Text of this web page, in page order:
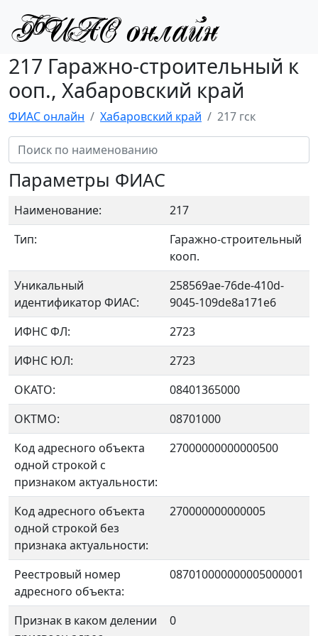
217 Гаражно-строительный к
ооп., Хабаровский край
ФИАС онлайн Хабаровский край 217 гск
Параметры ФИАС
Наименование:
217
Тип:
Гаражно-строительный
кооп.
Уникальный
идентификатор ФИАС:
258569ae-76de-410d-
9045-109de8a171e6
ИФНС ФЛ:
2723
ИФНС ЮЛ:
2723
ОКАТО:
08401365000
OKTMO:
08701000
Код адресного объекта
одной строкой с
признаком актуальности:
27000000000000500
Код адресного объекта
одной строкой без
признака актуальности:
270000000000005
Реестровый номер
адресного объекта:
087010000000005000001
Признак в каком делении
0